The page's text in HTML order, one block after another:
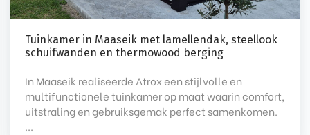
Tuinkamer in Maaseik met lamellendak, steellook
schuifwanden en thermowood berging
In Maaseik realiseerde Atrox een stijlvolle en
multifunctionele tuinkamer op maat waarin comfort,
uitstraling en gebruiksgemak perfect samenkomen.
...